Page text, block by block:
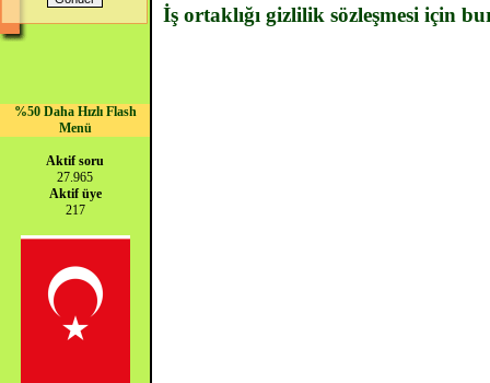
%50 Daha Hızlı Flash
Menü
Aktif soru
27.965
Aktif üye
217
İş ortaklığı gizlilik sözleşmesi için